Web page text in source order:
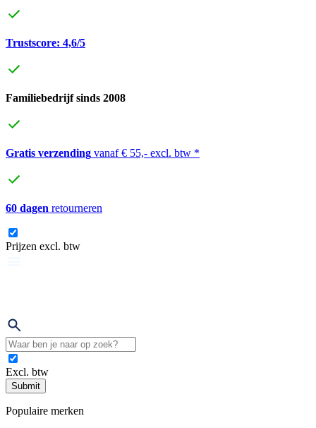
Trustscore: 4,6/5
Familiebedrijf sinds 2008
Gratis verzending vanaf € 55,- excl. btw *
60 dagen retourneren
Prijzen excl. btw
Excl. btw
Submit
Populaire merken